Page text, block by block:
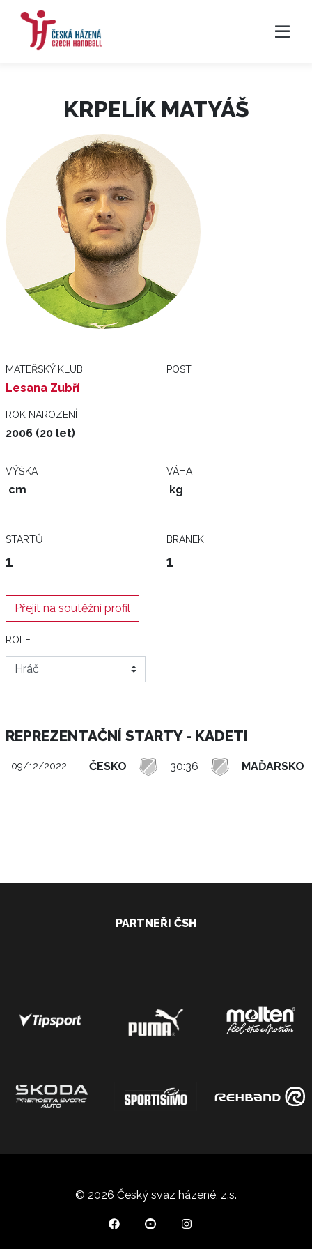
KRPELÍK MATYÁŠ
MATEŘSKÝ KLUB
Lesana Zubří
POST
ROK NAROZENÍ
2006 (20 let)
VÝŠKA
cm
VÁHA
kg
STARTŮ
1
BRANEK
1
Přejít na soutěžní profil
ROLE
REPREZENTAČNÍ STARTY - KADETI
09/12/2022 ČESKO 30:36 MAĎARSKO
PARTNEŘI ČSH
© 2026 Český svaz házené, z.s.